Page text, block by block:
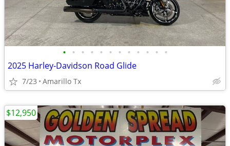
• • • • • • • • • • • •
2025 Harley-Davidson Road Glide
7/23 Amarillo Tx
$12,950